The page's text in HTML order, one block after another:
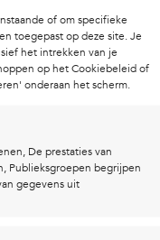
of om specifieke
toegepast op deze site. Je
het intrekken van je
op het Cookiebeleid of
onderaan het scherm.
De prestaties van
Publieksgroepen begrijpen
gegevens uit